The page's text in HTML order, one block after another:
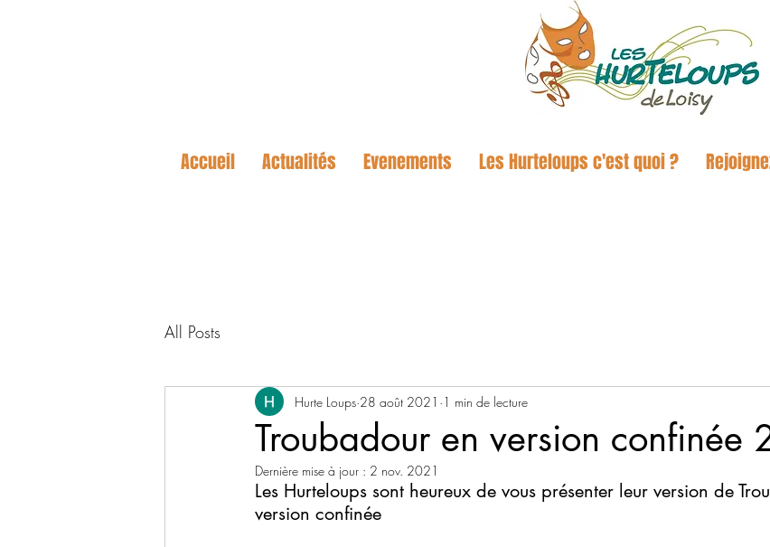
Accueil Actualités Evenements Les Hurteloups c'est quoi ?
All Posts
Troubadour en version confinée
Hurte Loups 28 août 2021 1 min de lecture
Dernière mise à jour : 2 nov. 2021
Les Hurteloups sont heureux de vous présenter leur version de
version confinée